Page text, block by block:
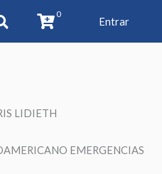
0
Entrar
LIDIETH
EMERGENCIAS